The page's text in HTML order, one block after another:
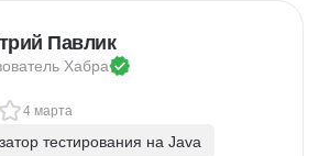
Павлик
Хабра
4 марта
тестирования на Java